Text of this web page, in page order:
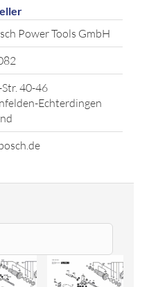
Power Tools GmbH
40-46
Echterdingen